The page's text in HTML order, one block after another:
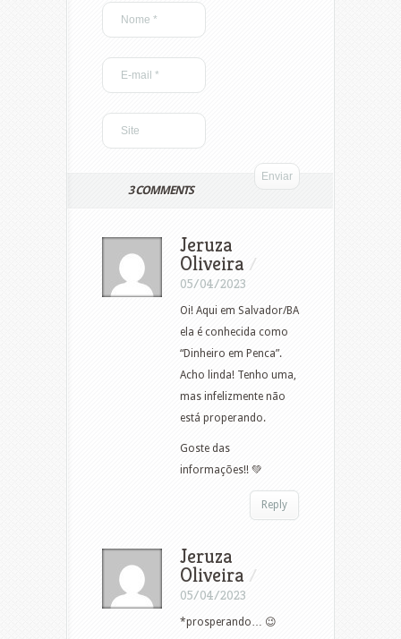
3 COMMENTS
Jeruza
Oliveira /
05/04/2023
Oi! Aqui em Salvador/BA
ela é conhecida como
“Dinheiro em Penca”.
Acho linda! Tenho uma,
mas infelizmente não
está properando.
Goste das
informações!! 💚
Reply
Jeruza
Oliveira /
05/04/2023
*prosperando… 😉